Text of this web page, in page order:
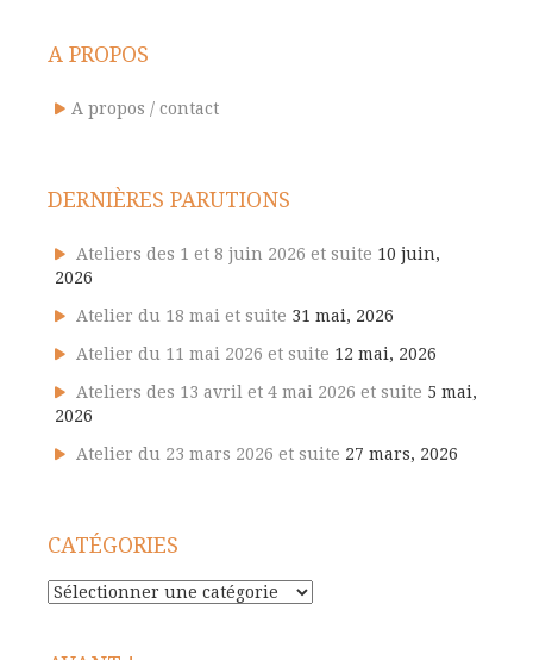
A PROPOS
A propos / contact
DERNIÈRES PARUTIONS
Ateliers des 1 et 8 juin 2026 et suite 10 juin,
2026
Atelier du 18 mai et suite 31 mai, 2026
Atelier du 11 mai 2026 et suite 12 mai, 2026
Ateliers des 13 avril et 4 mai 2026 et suite 5 mai,
2026
Atelier du 23 mars 2026 et suite 27 mars, 2026
CATÉGORIES
Catégories